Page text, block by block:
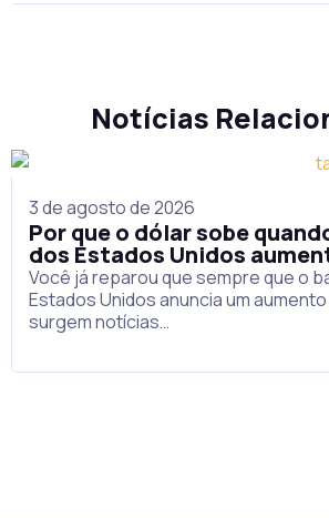
Notícias
3 de agosto de 2026
Por que o dólar sobe
dos Estados Unidos
Você já reparou que sempre que o
Estados Unidos anuncia um
surgem notícias…